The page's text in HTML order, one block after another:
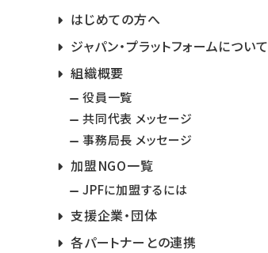
はじめての方へ
ジャパン・プラットフォームについて
組織概要
役員一覧
共同代表 メッセージ
事務局長 メッセージ
加盟NGO一覧
JPFに加盟するには
支援企業・団体
各パートナーとの連携